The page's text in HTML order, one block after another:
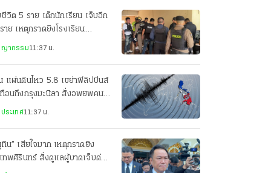
ชีวิต 5 ราย เด็กนักเรียน เจ็บอีก
าย เหตุกราดยิงโรงเรียน
ญากรรม11:37 น.
แผ่นดินไหว 5.8 เขย่าฟิลิปปินส์
ทือนถึงกรุงมะนิลา สั่งอพยพคนใน
รราชการ
ระเทศ11:37 น.
ทิน” เสียใจมาก เหตุกราดยิง
ทพศิรินทร์ สั่งดูแลผู้บาดเจ็บด่วน